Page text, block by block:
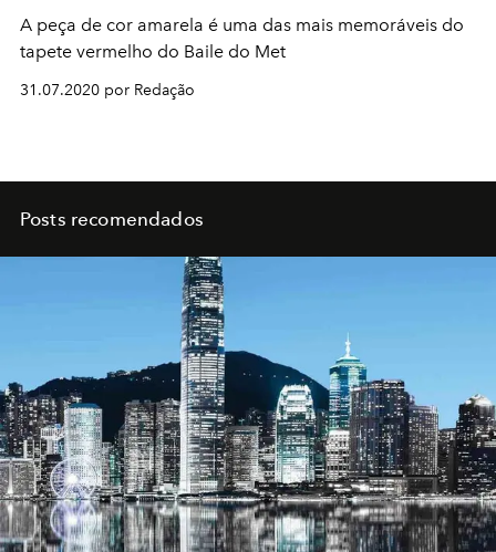
A peça de cor amarela é uma das mais memoráveis do
tapete vermelho do Baile do Met
31.07.2020 por Redação
Posts recomendados